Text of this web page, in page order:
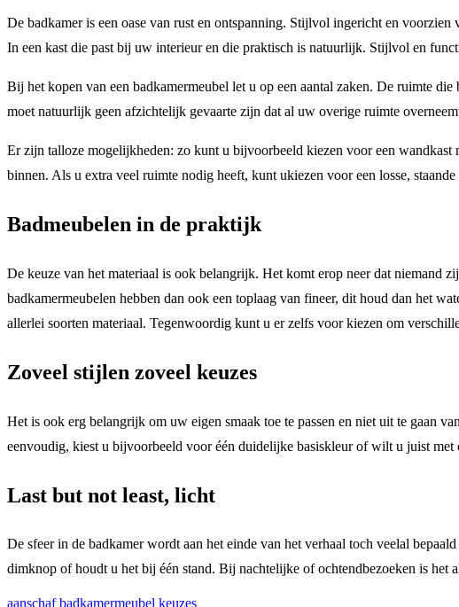
De badkamer is een oase van rust en ontspanning. Stijlvol ingericht en
In een kast die past bij uw interieur en die praktisch is natuurlijk. Stijlvol en
Bij het kopen van een badkamermeubel let u op een aantal zaken. De ruimte
moet natuurlijk geen afzichtelijk gevaarte zijn dat al uw overige ruimte
Er zijn talloze mogelijkheden: zo kunt u bijvoorbeeld kiezen voor een
binnen. Als u extra veel ruimte nodig heeft, kunt ukiezen voor een losse,
Badmeubelen in de praktijk
De keuze van het materiaal is ook belangrijk. Het komt erop neer dat niemand
badkamermeubelen hebben dan ook een toplaag van fineer, dit houd dan het
allerlei soorten materiaal. Tegenwoordig kunt u er zelfs voor kiezen om
Zoveel stijlen zoveel keuzes
Het is ook erg belangrijk om uw eigen smaak toe te passen en niet uit te gaan
eenvoudig, kiest u bijvoorbeeld voor één duidelijke basiskleur of wilt u juist met
Last but not least, licht
De sfeer in de badkamer wordt aan het einde van het verhaal toch veelal
dimknop of houdt u het bij één stand. Bij nachtelijke of ochtendbezoeken is
aanschaf badkamermeubel keuzes